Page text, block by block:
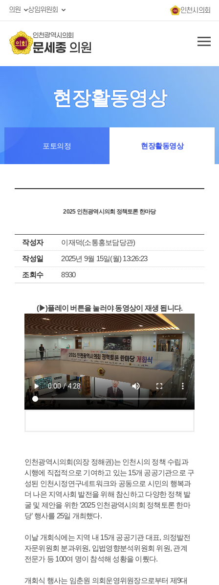
의원 상임위원회 인천시의회
인천광역시의회
문세종 의원
현장활동영상
포토의정 현장활동영상
2025 인천광역시의회 정책토론 한마당
작성자
이재덕(소통홍보담당관)
작성일
2025년 9월 15일(월) 13:26:23
조회수
8930
(▶)플레이 버튼을 눌러야 동영상이 재생 됩니다.
인천광역시의회(의장 정해권)는 인천시의 정책 수립과
시행에 직접적으로 기여하고 있는 15개 공공기관으로 구
성된 인천시정연구네트워크와 공동으로 시민의 행복과
더 나은 지역사회 발전을 위해 참신하고 다양한 정책 발
굴 및 제안을 위한 ‘2025 인천광역시의회 정책토론 한마
당’ 행사를 25일 개최했다.
이날 개회식에는 지역 내 15개 공공기관 대표, 의정발전
자문위원회 분과위원, 입법영향분석위원회 위원, 관계
전문가 등 100여 명이 참석해 성황을 이뤘다.
개회식 행사는 임춘원 의회운영위원장으로부터 제9대